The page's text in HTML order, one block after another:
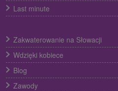
Last minute
Zakwaterowanie na Słowacji
Wdzięki kobiece
Blog
Zawody